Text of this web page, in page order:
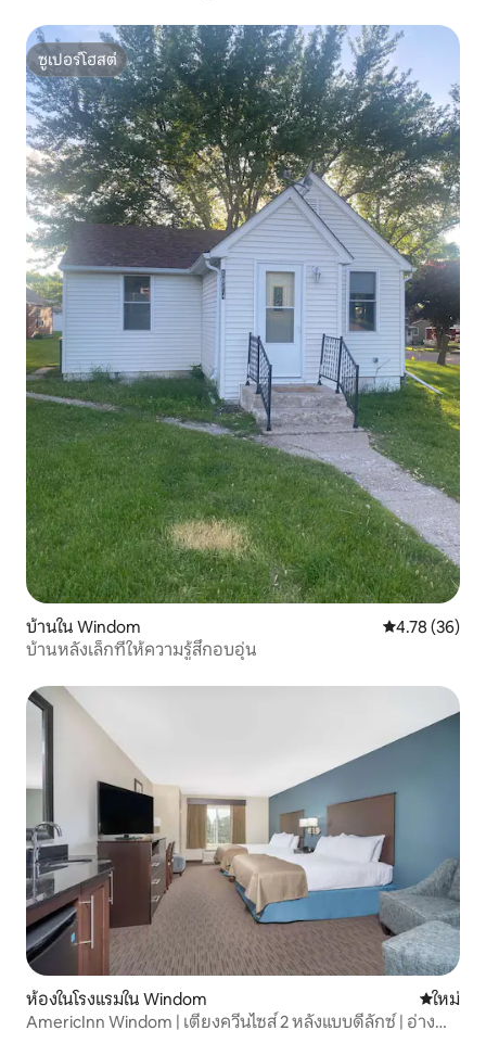
ซูเปอร์โฮสต์
ซูเปอร์โฮสต์
บ้านใน Windom คะแนนเฉลี่ย
4.78 (36)
บ้านหลังเล็กที่ให้ความรู้สึกอบอุ่น
ห้องในโรงแรมใน Windom ที่พักใหม่
ใหม่
AmericInn Windom | เตียงควีนไซส์ 2 หลังแบบดีลักซ์ | อ่างน้ำ